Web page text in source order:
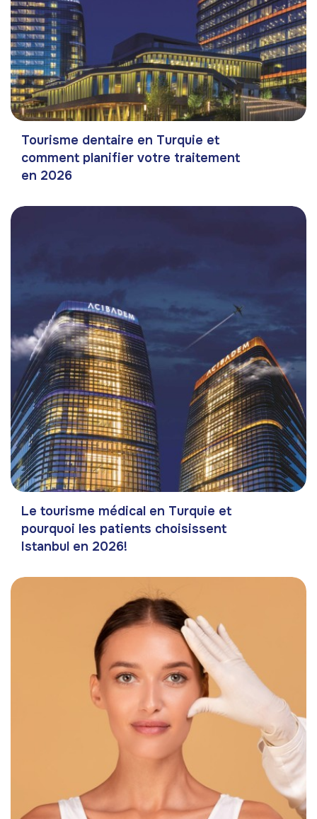
Tourisme dentaire en Turquie et
comment planifier votre traitement
en 2026
Le tourisme médical en Turquie et
pourquoi les patients choisissent
Istanbul en 2026!